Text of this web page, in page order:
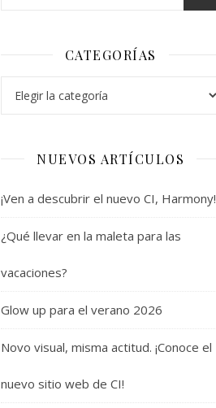
CATEGORÍAS
NUEVOS ARTÍCULOS
¡Ven a descubrir el nuevo CI, Harmony!
¿Qué llevar en la maleta para las
vacaciones?
Glow up para el verano 2026
Novo visual, misma actitud. ¡Conoce el
nuevo sitio web de CI!